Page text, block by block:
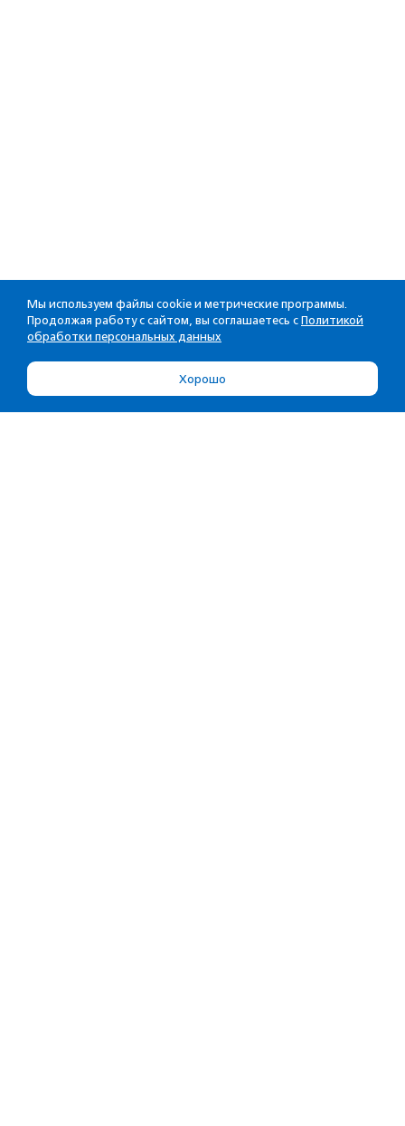
Мы используем файлы cookie и метрические программы.
Продолжая работу с сайтом, вы соглашаетесь с Политикой
обработки персональных данных
Хорошо